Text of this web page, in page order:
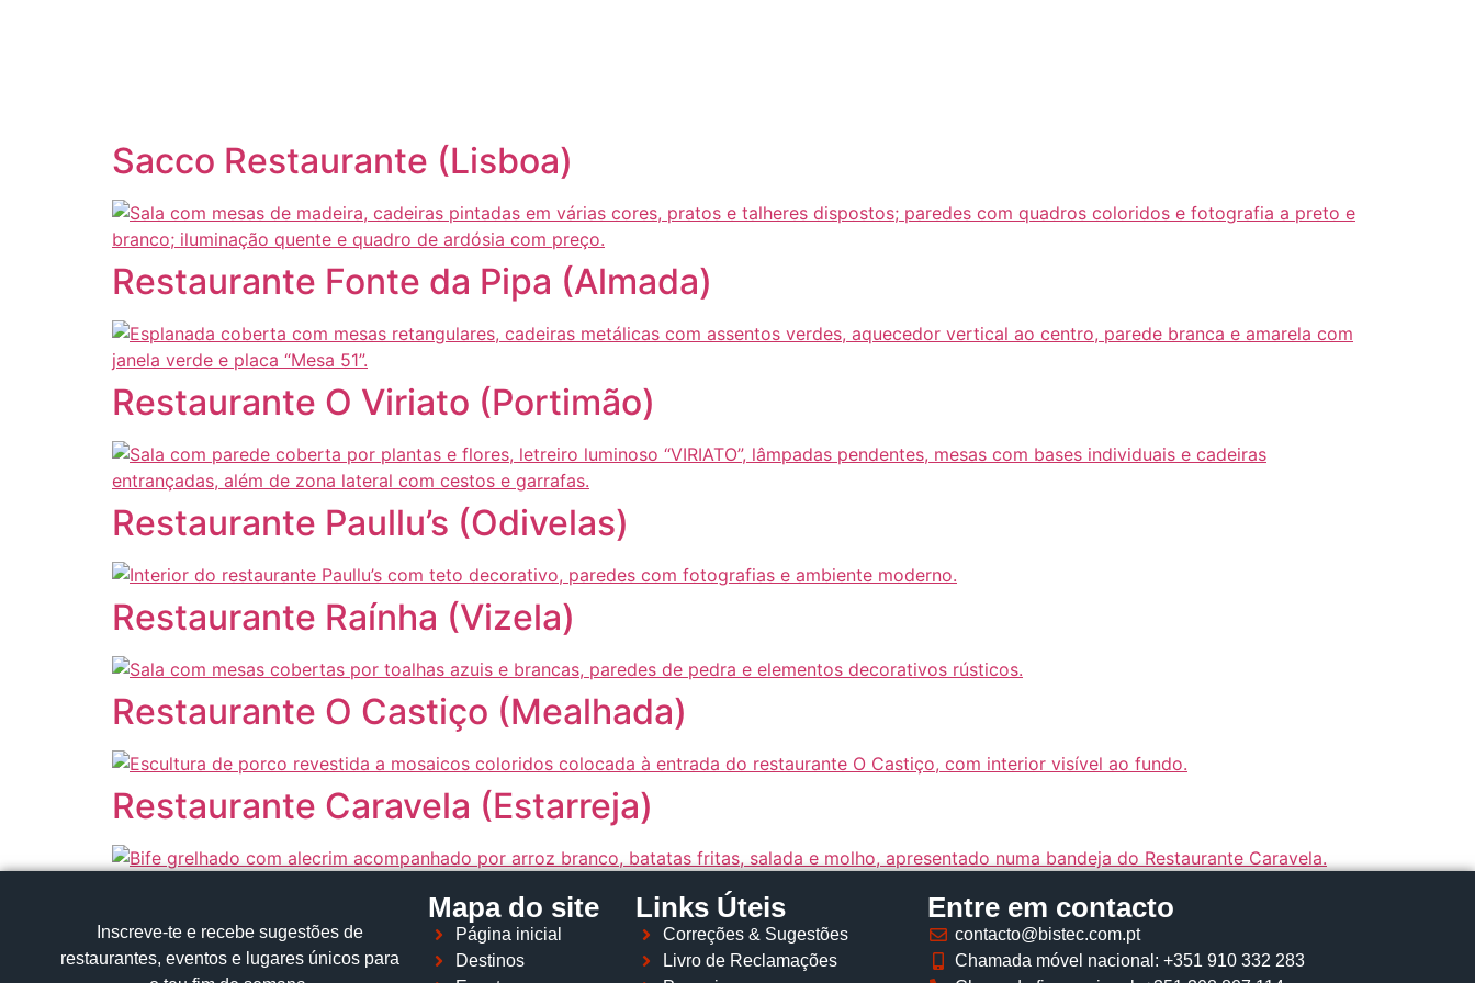
Sacco Restaurante (Lisboa)
Restaurante Fonte da Pipa (Almada)
Restaurante O Viriato (Portimão)
Restaurante Paullu’s (Odivelas)
Restaurante Raínha (Vizela)
Restaurante O Castiço (Mealhada)
Restaurante Caravela (Estarreja)
Inscreve‑te e recebe sugestões de
restaurantes, eventos e lugares únicos para
Mapa do site
Página inicial
Destinos
Links Úteis
Correções & Sugestões
Livro de Reclamações
Entre em contacto
contacto@bistec.com.pt
Chamada móvel nacional: +351 910 332 283